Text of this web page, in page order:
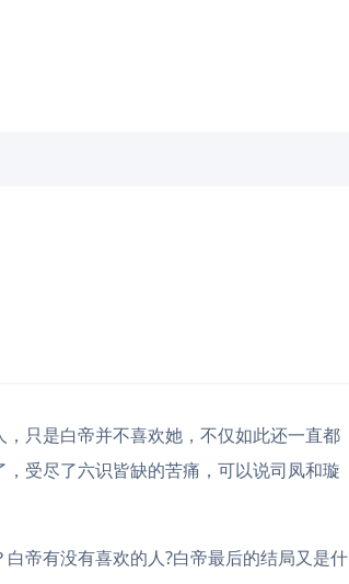
只是白帝并不喜欢她，不仅如此还一直都
受尽了六识皆缺的苦痛，可以说司凤和璇
帝有没有喜欢的人?白帝最后的结局又是什